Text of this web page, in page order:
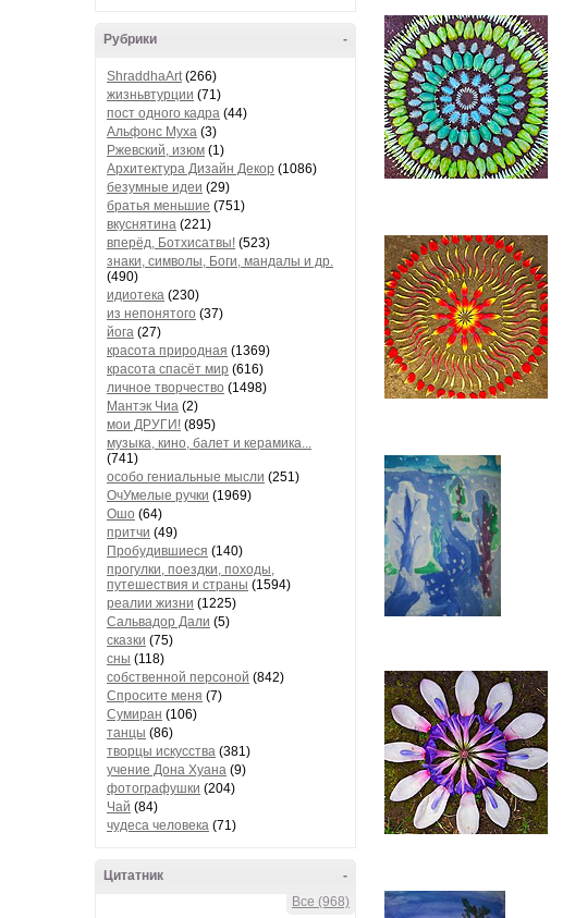
-
Рубрики
ShraddhaArt(266)
жизньвтурции (71)
пост одного кадра (44)
Альфонс Муха (3)
Ржевский, изюм (1)
Архитектура Дизайн Декор (1086)
безумные идеи (29)
братья меньшие (751)
вкуснятина (221)
вперёд, Ботхисатвы! (523)
знаки, символы, Боги, мандалы и др.
(490)
идиотека (230)
из непонятого (37)
йога (27)
красота природная (1369)
красота спасёт мир (616)
личное творчество (1498)
Мантэк Чиа (2)
мои ДРУГИ! (895)
музыка, кино, балет и керамика...
(741)
особо гениальные мысли (251)
ОчУмелые ручки (1969)
Ошо (64)
притчи (49)
Пробудившиеся (140)
прогулки, поездки, походы,
путешествия и страны (1594)
реалии жизни (1225)
Сальвадор Дали (5)
сказки (75)
сны (118)
собственной персоной (842)
Спросите меня (7)
Сумиран (106)
танцы (86)
творцы искусства (381)
учение Дона Хуана (9)
фотографушки (204)
Чай (84)
чудеса человека (71)
-
Цитатник
Все (968)